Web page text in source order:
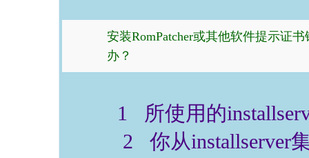
安装RomPatcher或其他软件提示证
办？
1 所使用的
2 你从installserver集